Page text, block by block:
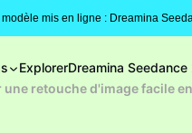
mis en ligne : Dreamina
ExplorerDreamina Seedance
retouche d'image facile